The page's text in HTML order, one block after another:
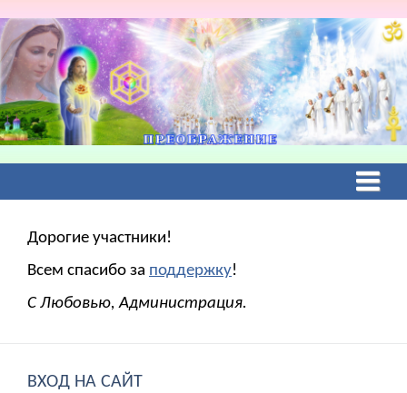
Дорогие участники!
Всем спасибо за поддержку!
С Любовью, Администрация.
ВХОД НА САЙТ